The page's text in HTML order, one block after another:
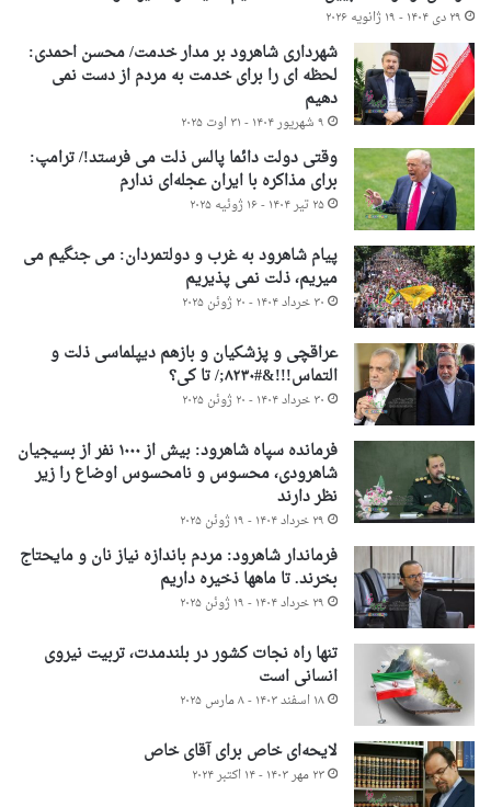
۲۹ دی ۱۴۰۴ - ۱۹ ژانویه ۲۰۲۶
شهرداری شاهرود بر مدار خدمت/ محسن احمدی:
لحظه ای را برای خدمت به مردم از دست نمی
دهیم
۹ شهریور ۱۴۰۴ - ۳۱ اوت ۲۰۲۵
وقتی دولت دائما پالس ذلت می فرستد!/ ترامپ:
برای مذاکره با ایران عجله‌ای ندارم
۲۵ تیر ۱۴۰۴ - ۱۶ ژوئیه ۲۰۲۵
پیام شاهرود به غرب و دولتمردان: می جنگیم می
میریم، ذلت نمی پذیریم
۳۰ خرداد ۱۴۰۴ - ۲۰ ژوئن ۲۰۲۵
عراقچی و پزشکیان و بازهم دیپلماسی ذلت و
التماس!!!&#۸۲۳۰;/ تا کی؟
۳۰ خرداد ۱۴۰۴ - ۲۰ ژوئن ۲۰۲۵
فرمانده سپاه شاهرود: بیش از ۱۰۰۰ نفر از بسیجیان
شاهرودی، محسوس و نامحسوس اوضاع را زیر
نظر دارند
۲۹ خرداد ۱۴۰۴ - ۱۹ ژوئن ۲۰۲۵
فرماندار شاهرود: مردم باندازه نیاز نان و مایحتاج
بخرند. تا ماهها ذخیره داریم
۲۹ خرداد ۱۴۰۴ - ۱۹ ژوئن ۲۰۲۵
تنها راه نجات کشور در بلندمدت، تربیت نیروی
انسانی است
۱۸ اسفند ۱۴۰۳ - ۸ مارس ۲۰۲۵
لایحه‌ای خاص برای آقای خاص
۲۳ مهر ۱۴۰۳ - ۱۴ اکتبر ۲۰۲۴